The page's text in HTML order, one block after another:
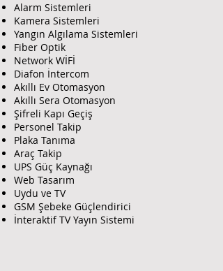
Alarm Sistemleri
Kamera Sistemleri
Yangın Algılama Sistemleri
Fiber Optik
Network WİFİ
Diafon İntercom
Akıllı Ev Otomasyon
Akıllı Sera Otomasyon
Şifreli Kapı Geçiş
Personel Takip
Plaka Tanıma
Araç Takip
UPS Güç Kaynağı
Web Tasarım
Uydu ve TV
GSM Şebeke Güçlendirici
İnteraktif TV Yayın Sistemi